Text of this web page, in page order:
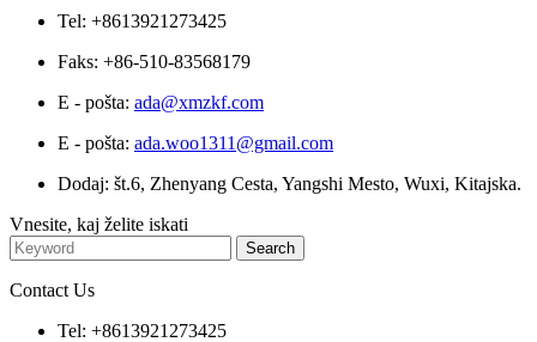
Tel: +8613921273425
Faks: +86-510-83568179
E - pošta: ada@xmzkf.com
E - pošta: ada.woo1311@gmail.com
Dodaj: št.6, Zhenyang Cesta, Yangshi Mesto, Wuxi, Kitajska.
Vnesite, kaj želite iskati
Contact Us
Tel: +8613921273425